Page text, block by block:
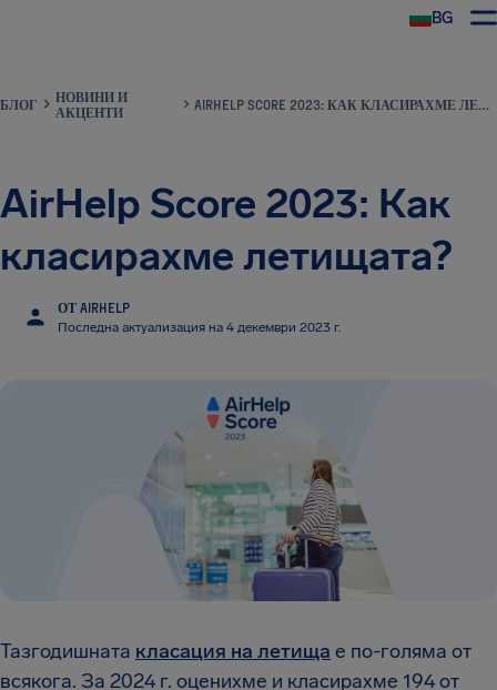
BG
БЛОГ
НОВИНИ И
АКЦЕНТИ
AIRHELP SCORE 2023: КАК КЛАСИРАХМЕ ЛЕТИЩАТА?
AirHelp Score 2023: Как
класирахме летищата?
ОТ AIRHELP
Последна актуализация на 4 декември 2023 г.
Тазгодишната класация на летища е по-голяма от
всякога. За 2024 г. оценихме и класирахме 194 от